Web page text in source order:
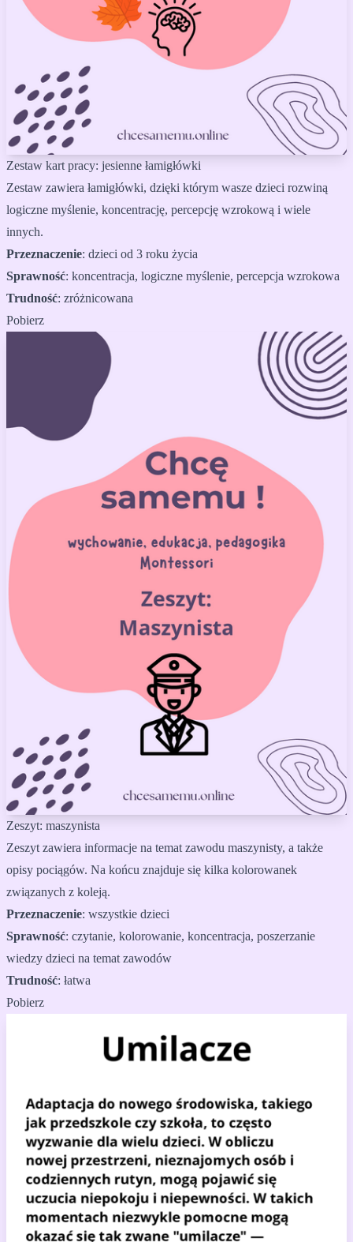
Zestaw kart pracy: jesienne łamigłówki
Zestaw zawiera łamigłówki, dzięki którym wasze dzieci rozwiną
logiczne myślenie, koncentrację, percepcję wzrokową i wiele
innych.
Przeznaczenie: dzieci od 3 roku życia
Sprawność: koncentracja, logiczne myślenie, percepcja wzrokowa
Trudność: zróżnicowana
Pobierz
Zeszyt: maszynista
Zeszyt zawiera informacje na temat zawodu maszynisty, a także
opisy pociągów. Na końcu znajduje się kilka kolorowanek
związanych z koleją.
Przeznaczenie: wszystkie dzieci
Sprawność: czytanie, kolorowanie, koncentracja, poszerzanie
wiedzy dzieci na temat zawodów
Trudność: łatwa
Pobierz